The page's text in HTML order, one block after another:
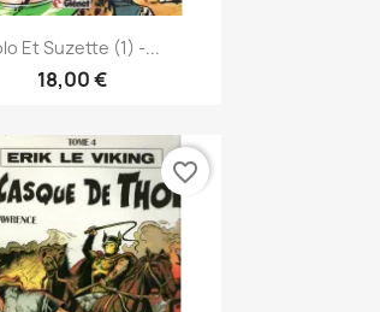
Pikakatselu
Et Suzette (1) -...
18,00 €
favorite_border